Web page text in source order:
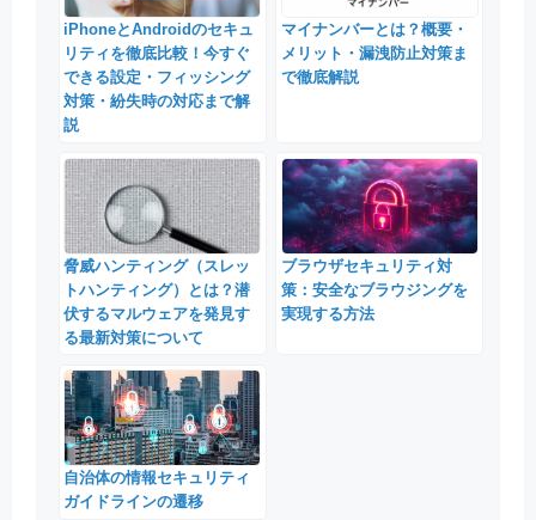
iPhoneとAndroidのセキュ
リティを徹底比較！今すぐ
できる設定・フィッシング
対策・紛失時の対応まで解
説
マイナンバーとは？概要・
メリット・漏洩防止対策ま
で徹底解説
脅威ハンティング（スレッ
トハンティング）とは？潜
伏するマルウェアを発見す
る最新対策について
ブラウザセキュリティ対
策：安全なブラウジングを
実現する方法
自治体の情報セキュリティ
ガイドラインの遷移